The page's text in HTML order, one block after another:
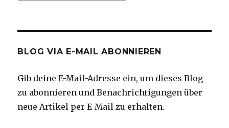
BLOG VIA E-MAIL ABONNIEREN
Gib deine E-Mail-Adresse ein, um dieses Blog
zu abonnieren und Benachrichtigungen über
neue Artikel per E-Mail zu erhalten.